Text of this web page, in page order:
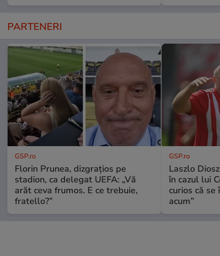
PARTENERI
GSP.ro
Florin Prunea, dizgrațios pe
stadion, ca delegat UEFA: „Vă
arăt ceva frumos. E ce trebuie,
fratello?”
GSP.ro
Laszlo
în cazul lui
curios că
acum”